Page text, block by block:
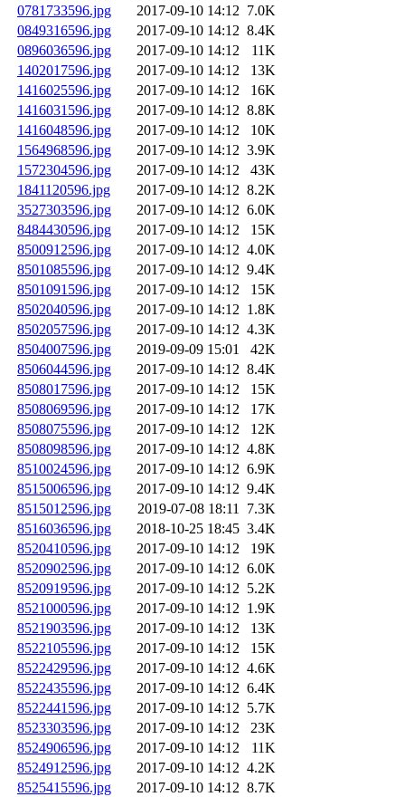
0781733596.jpg
2017-09-10 14:12 7.0K
0849316596.jpg
2017-09-10 14:12 8.4K
0896036596.jpg
2017-09-10 14:12
11K
1402017596.jpg
2017-09-10 14:12
13K
1416025596.jpg
2017-09-10 14:12
16K
1416031596.jpg
2017-09-10 14:12 8.8K
1416048596.jpg
2017-09-10 14:12
10K
1564968596.jpg
2017-09-10 14:12 3.9K
1572304596.jpg
2017-09-10 14:12
43K
1841120596.jpg
2017-09-10 14:12 8.2K
3527303596.jpg
2017-09-10 14:12 6.0K
8484430596.jpg
2017-09-10 14:12
15K
8500912596.jpg
2017-09-10 14:12 4.0K
8501085596.jpg
2017-09-10 14:12 9.4K
8501091596.jpg
2017-09-10 14:12
15K
8502040596.jpg
2017-09-10 14:12 1.8K
8502057596.jpg
2017-09-10 14:12 4.3K
8504007596.jpg
2019-09-09 15:01
42K
8506044596.jpg
2017-09-10 14:12 8.4K
8508017596.jpg
2017-09-10 14:12
15K
8508069596.jpg
2017-09-10 14:12
17K
8508075596.jpg
2017-09-10 14:12
12K
8508098596.jpg
2017-09-10 14:12 4.8K
8510024596.jpg
2017-09-10 14:12 6.9K
8515006596.jpg
2017-09-10 14:12 9.4K
8515012596.jpg
2019-07-08 18:11 7.3K
8516036596.jpg
2018-10-25 18:45 3.4K
8520410596.jpg
2017-09-10 14:12
19K
8520902596.jpg
2017-09-10 14:12 6.0K
8520919596.jpg
2017-09-10 14:12 5.2K
8521000596.jpg
2017-09-10 14:12 1.9K
8521903596.jpg
2017-09-10 14:12
13K
8522105596.jpg
2017-09-10 14:12
15K
8522429596.jpg
2017-09-10 14:12 4.6K
8522435596.jpg
2017-09-10 14:12 6.4K
8522441596.jpg
2017-09-10 14:12 5.7K
8523303596.jpg
2017-09-10 14:12
23K
8524906596.jpg
2017-09-10 14:12
11K
8524912596.jpg
2017-09-10 14:12 4.2K
8525415596.jpg
2017-09-10 14:12 8.7K